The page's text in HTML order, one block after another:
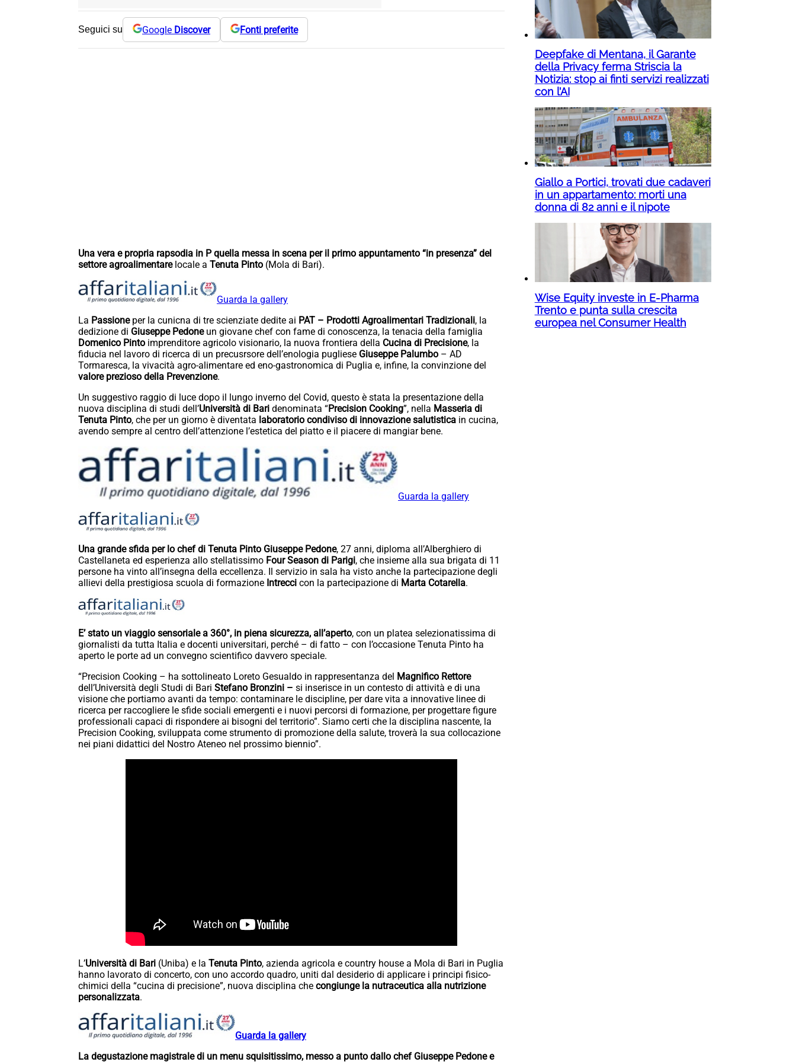
Seguici su Google Discover Fonti preferite
Una vera e propria rapsodia in P quella messa in scena per il primo appuntamento “in presenza” del
settore agroalimentare locale a Tenuta Pinto (Mola di Bari).
Guarda la gallery
La Passioneper la cunicna di tre scienziate dedite ai PAT – Prodotti Agroalimentari Tradizionali, la
dedizione di Giuseppe Pedoneun giovane chef con fame di conoscenza, la tenacia della famiglia
Domenico Pinto imprenditore agricolo visionario, la nuova frontiera della Cucina di Precisione, la
fiducia nel lavoro di ricerca di un precusrsore dell’enologia pugliese Giuseppe Palumbo – AD
Tormaresca, la vivacità agro-alimentare ed eno-gastronomica di Puglia e, infine, la convinzione del
valore prezioso della Prevenzione.
Un suggestivo raggio di luce dopo il lungo inverno del Covid, questo è stata la presentazione della
nuova disciplina di studi dell’Università di Bari denominata “Precision Cooking”, nella Masseria di
Tenuta Pinto, che per un giorno è diventata laboratorio condiviso di innovazione salutistica in cucina,
avendo sempre al centro dell’attenzione l’estetica del piatto e il piacere di mangiar bene.
Guarda la gallery
Una grande sfida per lo chef di Tenuta Pinto Giuseppe Pedone, 27 anni, diploma all’Alberghiero di
Castellaneta ed esperienza allo stellatissimo Four Season di Parigi, che insieme alla sua brigata di 11
persone ha vinto all’insegna della eccellenza. Il servizio in sala ha visto anche la partecipazione degli
allievi della prestigiosa scuola di formazione Intrecci con la partecipazione di Marta Cotarella.
E’ stato un viaggio sensoriale a 360°, in piena sicurezza, all’aperto, con un platea selezionatissima di
giornalisti da tutta Italia e docenti universitari, perché – di fatto – con l’occasione Tenuta Pinto ha
aperto le porte ad un convegno scientifico davvero speciale.
“Precision Cooking – ha sottolineato Loreto Gesualdo in rappresentanza del Magnifico Rettore
dell’Università degli Studi di Bari Stefano Bronzini – si inserisce in un contesto di attività e di una
visione che portiamo avanti da tempo: contaminare le discipline, per dare vita a innovative linee di
ricerca per raccogliere le sfide sociali emergenti e i nuovi percorsi di formazione, per progettare figure
professionali capaci di rispondere ai bisogni del territorio”. Siamo certi che la disciplina nascente, la
Precision Cooking, sviluppata come strumento di promozione della salute, troverà la sua collocazione
nei piani didattici del Nostro Ateneo nel prossimo biennio”.
L’Università di Bari (Uniba) e la Tenuta Pinto, azienda agricola e country house a Mola di Bari in Puglia
hanno lavorato di concerto, con uno accordo quadro, uniti dal desiderio di applicare i principi fisico-
chimici della “cucina di precisione”, nuova disciplina che congiunge la nutraceutica alla nutrizione
personalizzata.
Guarda la gallery
La degustazione magistrale di un menu squisitissimo, messo a punto dallo chef Giuseppe Pedone e
Deepfake di Mentana, il Garante
della Privacy ferma Striscia la
Notizia: stop ai finti servizi realizzati
con l’AI
Giallo a Portici, trovati due cadaveri
in un appartamento: morti una
donna di 82 anni e il nipote
Wise Equity investe in E-Pharma
Trento e punta sulla crescita
europea nel Consumer Health